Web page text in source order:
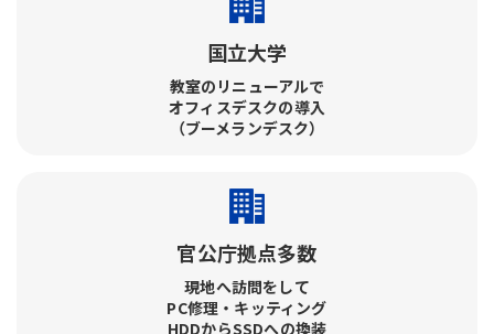
国立大学
教室のリニューアルで​
オフィスデスクの導入​
（ブーメランデスク）
官公庁拠点多数
現地へ訪問をして​
PC修理・キッティング​
HDDからSSDへの換装